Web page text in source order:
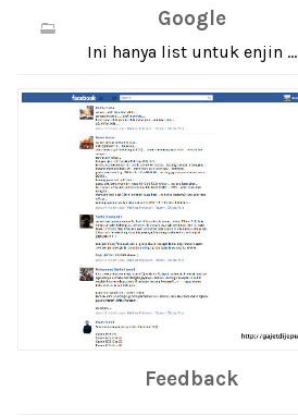
Google
Ini hanya list untuk enjin ...
Feedback